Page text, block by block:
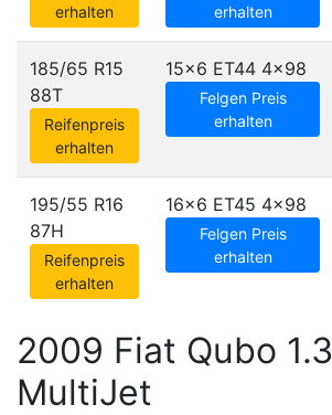
erhalten
erhalten
185/65 R15
88T
Reifenpreis
erhalten
15x6 ET44 4x98
Felgen Preis
erhalten
195/55 R16
87H
Reifenpreis
erhalten
16x6 ET45 4x98
Felgen Preis
erhalten
2009 Fiat Qubo 1.3
MultiJet